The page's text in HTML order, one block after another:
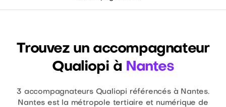
Trouvez un accompagnateur
Qualiopi à Nantes
3 accompagnateurs Qualiopi référencés à Nantes.
Nantes est la métropole tertiaire et numérique de